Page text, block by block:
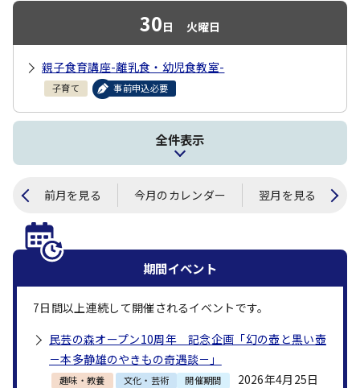
30日 火曜日
親子食育講座-離乳食・幼児食教室-
子育て 事前申込必要
全件表示
前月を見る 今月のカレンダー 翌月を見る
期間イベント
7日間以上連続して開催されるイベントです。
民芸の森オープン10周年 記念企画「幻の壺と黒い壺
－本多静雄のやきもの奇遇談－」
趣味・教養 文化・芸術 開催期間
2026年4月25日